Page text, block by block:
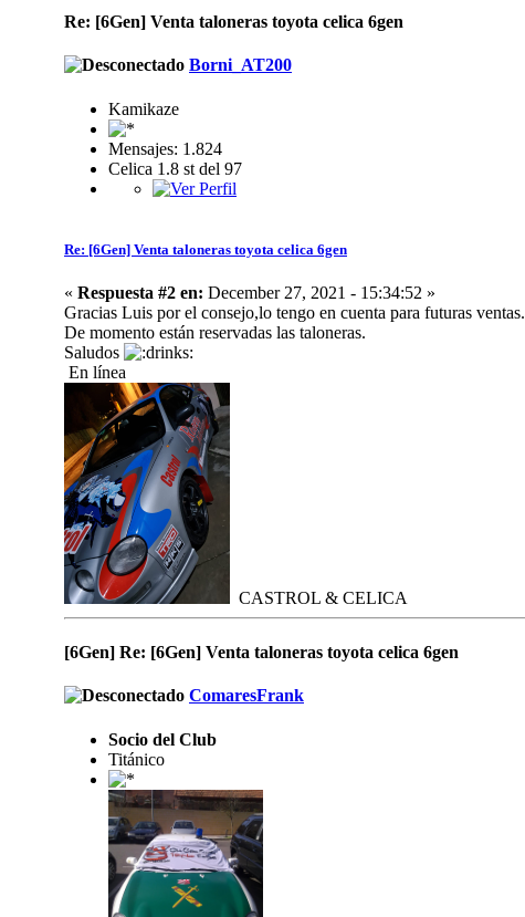
Re: [6Gen] Venta taloneras toyota celica 6gen
Borni_AT200
Kamikaze
Mensajes: 1.824
Celica 1.8 st del 97
Re: [6Gen] Venta taloneras toyota celica 6gen
« Respuesta #2 en: December 27, 2021 - 15:34:52 »
Gracias Luis por el consejo,lo tengo en cuenta para futuras ventas.
De momento están reservadas las taloneras.
Saludos
En línea
CASTROL & CELICA
[6Gen] Re: [6Gen] Venta taloneras toyota celica 6gen
ComaresFrank
Socio del Club
Titánico